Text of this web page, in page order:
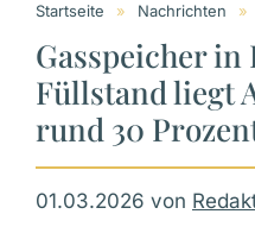
Startseite » Nachrichten »
Gasspeicher in
Füllstand liegt
rund 30
01.03.2026 von